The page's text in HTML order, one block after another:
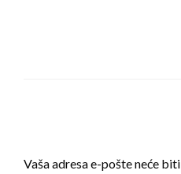
Vaša adresa e-pošte neće